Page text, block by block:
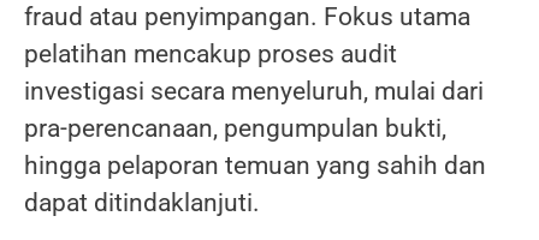
fraud atau penyimpangan. Fokus utama
pelatihan mencakup proses audit
investigasi secara menyeluruh, mulai dari
pra-perencanaan, pengumpulan bukti,
hingga pelaporan temuan yang sahih dan
dapat ditindaklanjuti.